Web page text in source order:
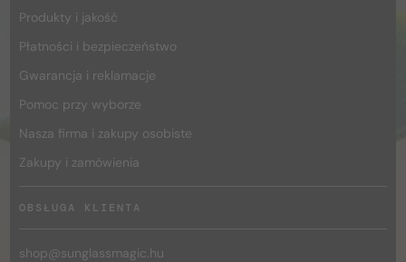
Produkty i jakość
Płatności i bezpieczeństwo
Gwarancja i reklamacje
Pomoc przy wyborze
Nasza firma i zakupy osobiste
Zakupy i zamówienia
OBSŁUGA KLIENTA
shop@sunglassmagic.hu